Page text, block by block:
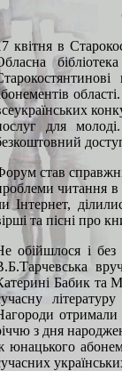
квітня в
для
став
читання в
Інтернет,
та пісні про
обійшлося і без
Бабик та
отримали
з дня
юнацького